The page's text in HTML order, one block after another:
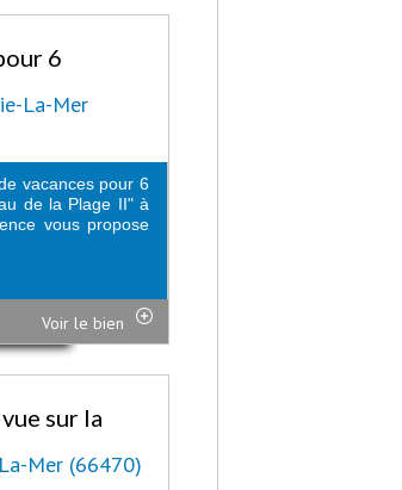
6
La-Mer
vacances pour 6
de la Plage II" à
vous propose
Voir le bien
sur la
Mer (66470)